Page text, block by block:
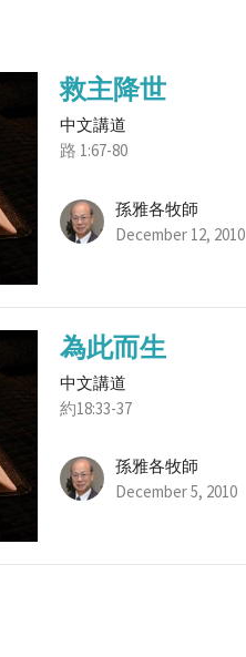
救主降世
中文講道
路 1:67-80
孫雅各牧師
December 12, 2010
為此而生
中文講道
約18:33-37
孫雅各牧師
December 5, 2010